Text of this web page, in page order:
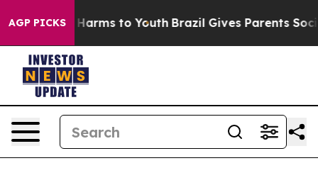
AGP PICKSHarms to Youth Brazil Gives Parents Social